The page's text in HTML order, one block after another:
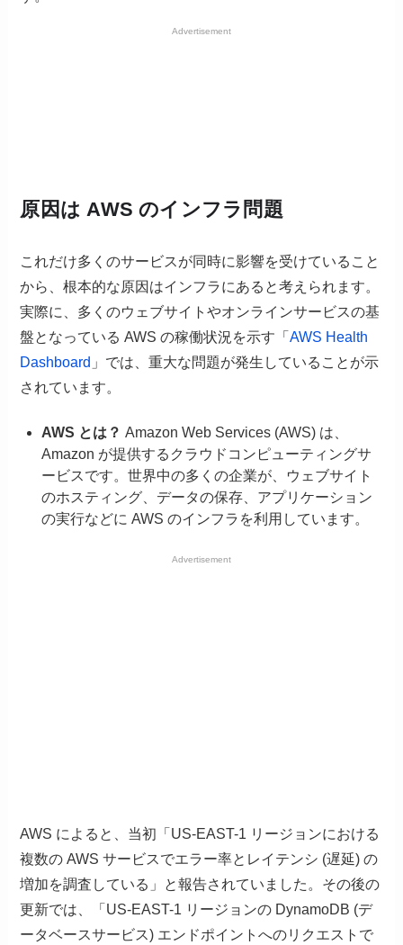
Advertisement
原因は AWS のインフラ問題
これだけ多くのサービスが同時に影響を受けていること
から、根本的な原因はインフラにあると考えられます。
実際に、多くのウェブサイトやオンラインサービスの基
盤となっている AWS の稼働状況を示す「AWS Health
Dashboard 」では、重大な問題が発生していることが示
されています。
AWS とは？ Amazon Web Services (AWS) は、
Amazon が提供するクラウドコンピューティングサ
ービスです。世界中の多くの企業が、ウェブサイト
のホスティング、データの保存、アプリケーション
の実行などに AWS のインフラを利用しています。
Advertisement
AWS によると、当初「US-EAST-1 リージョンにおける
複数の AWS サービスでエラー率とレイテンシ (遅延) の
増加を調査している」と報告されていました。その後の
更新では、「US-EAST-1 リージョンの DynamoDB (デ
ータベースサービス) エンドポイントへのリクエストで